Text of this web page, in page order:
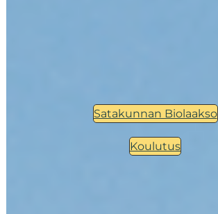
Satakunnan Biolaakso
Koulutus